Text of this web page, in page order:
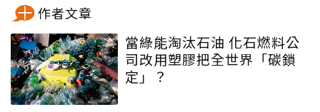
作者文章
當綠能淘汰石油 化石燃料公
司改用塑膠把全世界「碳鎖
定」？